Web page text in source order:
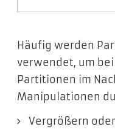
Häufig werden
verwendet, um
Partitionen im
Manipulationen
Vergrößern